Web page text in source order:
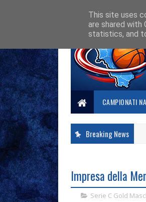
CAMPIONATI
Breaking News
Impresa della
Serie C Gold
This site uses
are shared with
statistics, and